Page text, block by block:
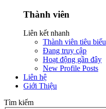
Thành viên
Liên kết nhanh
Thành viên tiêu biểu
Đang truy cập
Hoạt động gần đây
New Profile Posts
Liên hệ
Giới Thiệu
Tìm kiếm